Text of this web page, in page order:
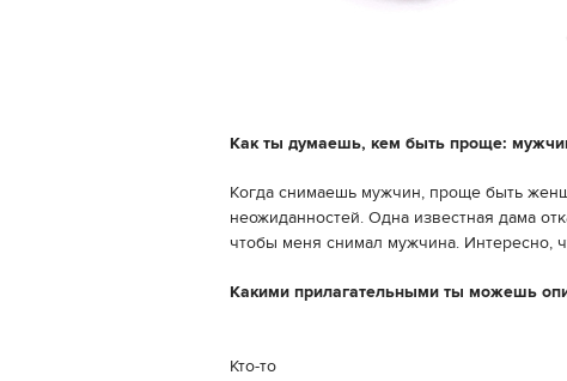
Как ты думаешь, кем быть проще:
Когда снимаешь мужчин, проще быть
неожиданностей. Одна известная дама
чтобы меня снимал мужчина. Интересно,
Какими прилагательными ты можешь
Кто-то